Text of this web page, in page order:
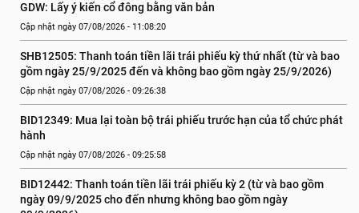
GDW: Lấy ý kiến cổ đông bằng văn bản
Cập nhật ngày 07/08/2026 - 11:08:20
SHB12505: Thanh toán tiền lãi trái phiếu kỳ thứ nhất (từ và bao
gồm ngày 25/9/2025 đến và không bao gồm ngày 25/9/2026)
Cập nhật ngày 07/08/2026 - 09:26:38
BID12349: Mua lại toàn bộ trái phiếu trước hạn của tổ chức phát
hành
Cập nhật ngày 07/08/2026 - 09:25:58
BID12442: Thanh toán tiền lãi trái phiếu kỳ 2 (từ và bao gồm
ngày 09/9/2025 cho đến nhưng không bao gồm ngày